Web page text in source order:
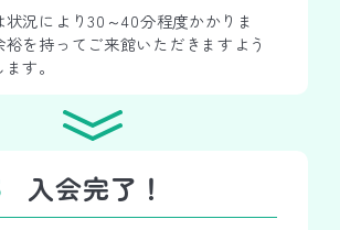
況により30～40分程度かかりま
を持ってご来館いただきますよう
す。
入会完了！